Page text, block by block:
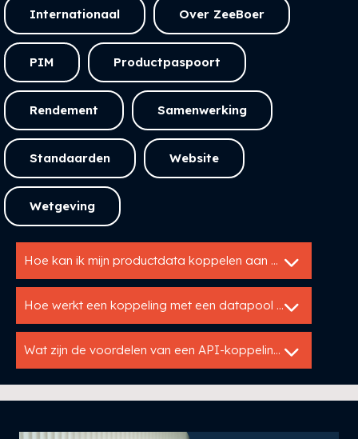
Internationaal Over ZeeBoer
PIM Productpaspoort
Rendement Samenwerking
Standaarden Website
Wetgeving
Hoe kan ik mijn productdata koppelen aan mijn website of webshop?
Hoe werkt een koppeling met een datapool zoals IB?
Wat zijn de voordelen van een API-koppeling met Utopis?